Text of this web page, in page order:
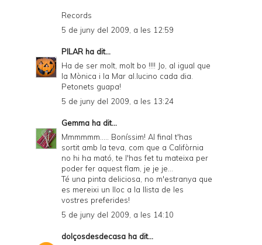
Records
5 de juny del 2009, a les 12:59
PILAR ha dit...
Ha de ser molt, molt bo !!!! Jo, al igual que
la Mònica i la Mar al.lucino cada dia.
Petonets guapa!
5 de juny del 2009, a les 13:24
Gemma ha dit...
Mmmmmm..... Boníssim! Al final t'has
sortit amb la teva, com que a Califòrnia
no hi ha mató, te l'has fet tu mateixa per
poder fer aquest flam, je je je...
Té una pinta deliciosa, no m'estranya que
es mereixi un lloc a la llista de les
vostres preferides!
5 de juny del 2009, a les 14:10
dolçosdesdecasa ha dit...